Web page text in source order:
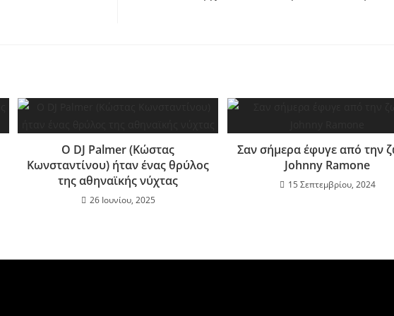
Ο DJ Palmer (Κώστας
Κωνσταντίνου) ήταν ένας θρύλος
της αθηναϊκής νύχτας
26 Ιουνίου, 2025
Σαν σήμερα έφυγε από την
Johnny Ramone
15 Σεπτεμβρίου, 2024